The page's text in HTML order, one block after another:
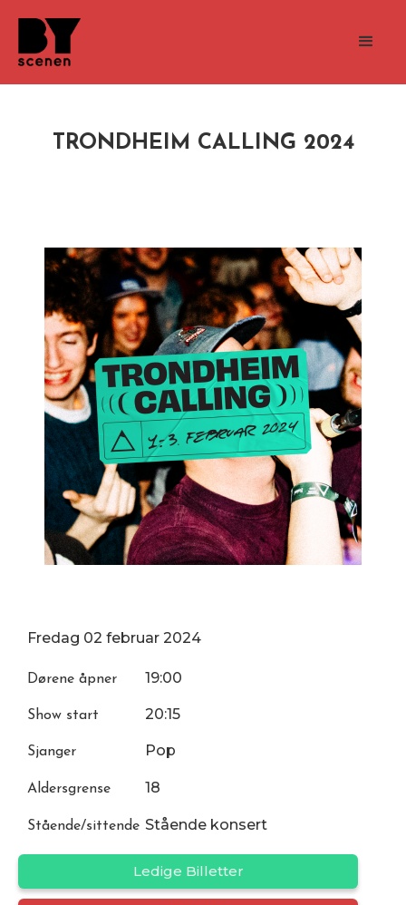
TRONDHEIM CALLING 2024
Fredag 02 februar 2024
Dørene åpner 19:00
Show start 20:15
Sjanger Pop
Aldersgrense 18
Stående/sittende Stående konsert
Ledige Billetter